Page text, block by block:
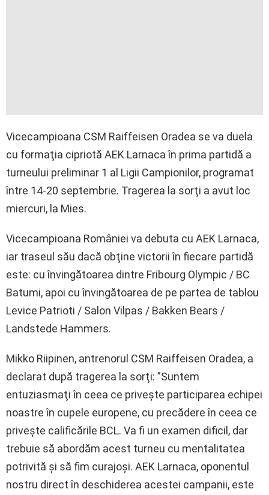
Vicecampioana CSM Raiffeisen Oradea se va duela
cu formaţia cipriotă AEK Larnaca în prima partidă a
turneului preliminar 1 al Ligii Campionilor, programat
între 14-20 septembrie. Tragerea la sorţi a avut loc
miercuri, la Mies.
Vicecampioana României va debuta cu AEK Larnaca,
iar traseul său dacă obţine victorii în fiecare partidă
este: cu învingătoarea dintre Fribourg Olympic / BC
Batumi, apoi cu învingătoarea de pe partea de tablou
Levice Patrioti / Salon Vilpas / Bakken Bears /
Landstede Hammers.
Mikko Riipinen, antrenorul CSM Raiffeisen Oradea, a
declarat după tragerea la sorţi: ”Suntem
entuziasmaţi în ceea ce priveşte participarea echipei
noastre în cupele europene, cu precădere în ceea ce
priveşte calificările BCL. Va fi un examen dificil, dar
trebuie să abordăm acest turneu cu mentalitatea
potrivită şi să fim curajoşi. AEK Larnaca, oponentul
nostru direct în deschiderea acestei campanii, este